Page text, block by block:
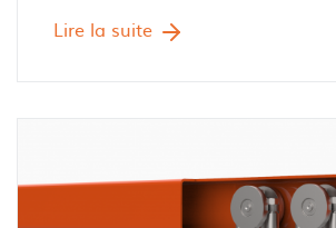
Lire la suite